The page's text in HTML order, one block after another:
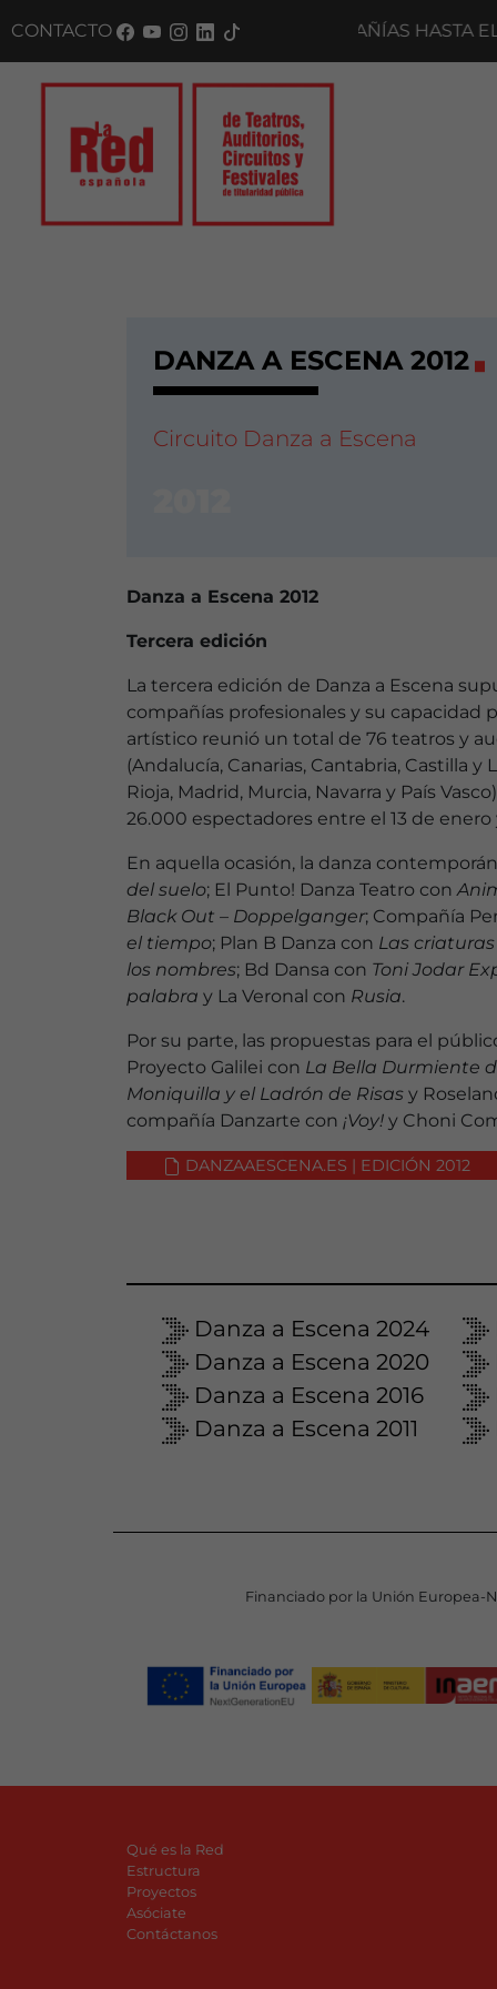
CONTACTO
2027 · CONVOCATORIA A COMPAÑÍAS HASTA EL
DANZA A ESCENA 2012
Circuito Danza a Escena
Danza a Escena 2012
Tercera edición
La tercera edición de Danza a Escena
compañías profesionales y su
artístico reunió un total de 76 teatros y
(Andalucía, Canarias, Cantabria, Castilla
Rioja, Madrid, Murcia, Navarra y País
26.000 espectadores entre el 13 de enero
En aquella ocasión, la danza
del suelo; El Punto! Danza Teatro con
Black Out – Doppelganger; Compañía
el tiempo; Plan B Danza con Las
los nombres; Bd Dansa con Toni Jodar
palabra y La Veronal con Rusia.
Por su parte, las propuestas para el
Proyecto Galilei con La Bella Durmiente
Moniquilla y el Ladrón de Risas y
compañía Danzarte con ¡Voy! y Choni
DANZAAESCENA.ES | EDICIÓN 2012
Danza a Escena 2024
Danza a Escena 2020
Danza a Escena 2016
Danza a Escena 2011
Financiado por la Unión Europea-
Qué es la Red
Estructura
Proyectos
Asóciate
Contáctanos
Saltar al panel PAU